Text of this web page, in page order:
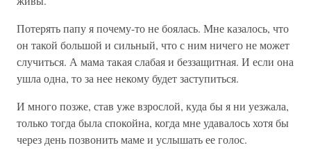
Потерять папу я почему-то не боялась. Мне казалось, что
он такой большой и сильный, что с ним ничего не может
случиться. А мама такая слабая и беззащитная. И если она
ушла одна, то за нее некому будет заступиться.
И много позже, став уже взрослой, куда бы я ни уезжала,
только тогда была спокойна, когда мне удавалось хотя бы
через день позвонить маме и услышать ее голос.